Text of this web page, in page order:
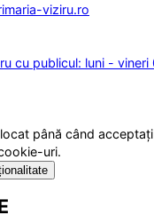
viziru.ro
cu publicul: luni -
până când
uri.